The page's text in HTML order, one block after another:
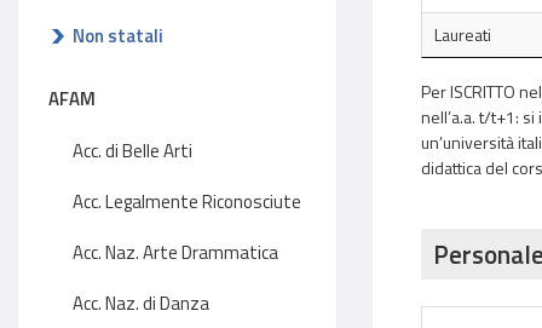
Non statali
AFAM
Acc. di Belle Arti
Acc. Legalmente Riconosciute
Acc. Naz. Arte Drammatica
Acc. Naz. di Danza
Laureati
Per ISCRITTO
nell’a.a. t/t+1:
un’università
didattica del